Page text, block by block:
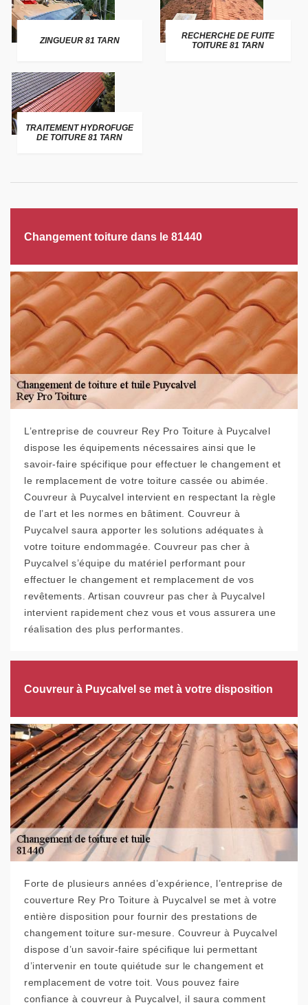
ZINGUEUR 81 TARN
RECHERCHE DE FUITE
TOITURE 81 TARN
TRAITEMENT HYDROFUGE
DE TOITURE 81 TARN
Changement toiture dans le 81440
L’entreprise de couvreur Rey Pro Toiture à Puycalvel
dispose les équipements nécessaires ainsi que le
savoir-faire spécifique pour effectuer le changement et
le remplacement de votre toiture cassée ou abimée.
Couvreur à Puycalvel intervient en respectant la règle
de l’art et les normes en bâtiment. Couvreur à
Puycalvel saura apporter les solutions adéquates à
votre toiture endommagée. Couvreur pas cher à
Puycalvel s’équipe du matériel performant pour
effectuer le changement et remplacement de vos
revêtements. Artisan couvreur pas cher à Puycalvel
intervient rapidement chez vous et vous assurera une
réalisation des plus performantes.
Couvreur à Puycalvel se met à votre disposition
Forte de plusieurs années d’expérience, l’entreprise de
couverture Rey Pro Toiture à Puycalvel se met à votre
entière disposition pour fournir des prestations de
changement toiture sur-mesure. Couvreur à Puycalvel
dispose d’un savoir-faire spécifique lui permettant
d’intervenir en toute quiétude sur le changement et
remplacement de votre toit. Vous pouvez faire
confiance à couvreur à Puycalvel, il saura comment